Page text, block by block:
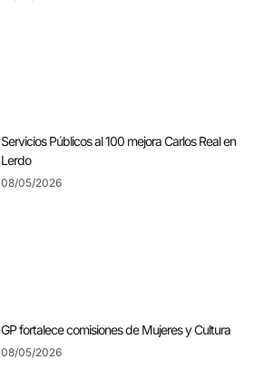
Servicios Públicos al 100 mejora Carlos Real en
Lerdo
08/05/2026
GP fortalece comisiones de Mujeres y Cultura
08/05/2026